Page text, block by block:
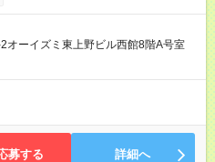
用時と同じです。
オーイズミ東上野ビル西館8階A号室
募する 詳細へ